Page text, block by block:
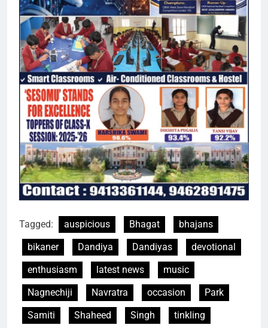
Tagged: auspicious Bhagat
bhajans
bikaner
Dandiya Dandiyas
devotional
enthusiasm
latest news
music
Nagnechiji
Navratra occasion
Park
Samiti
Shaheed Singh
tinkling